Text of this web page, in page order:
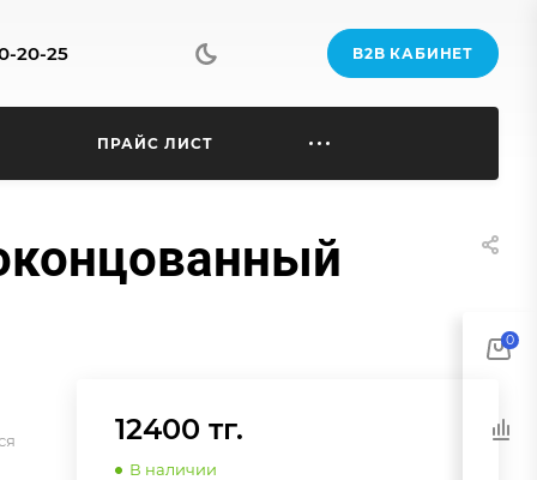
20-25 B2B КАБИНЕТ
ПРАЙС ЛИСТ
12400 тг.
В наличии
0